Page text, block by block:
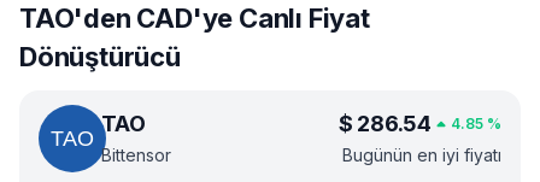
TAO'den CAD'ye Canlı Fiyat
Dönüştürücü
TAO
Bittensor
$ 286.54 4.85 %
Bugünün en iyi fiyatı